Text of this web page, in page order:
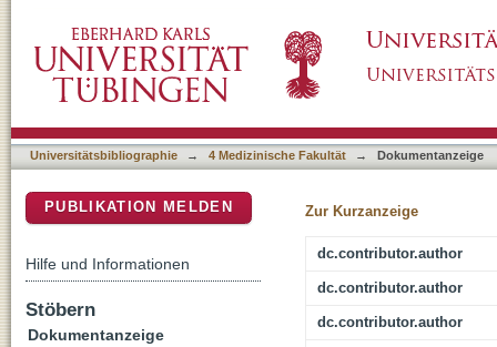
validation in a 2-week intensive intervention
Universitätsbibliographie → 4 Medizinische Fakultät → Dokumentanzeige
Zur Kurzanzeige
dc.contributor.author
dc.contributor.author
dc.contributor.author
PUBLIKATION MELDEN
Hilfe und Informationen
Stöbern
Dokumentanzeige